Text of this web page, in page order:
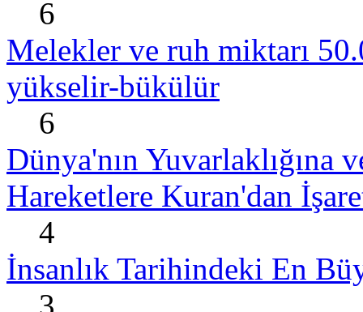
6
Melekler ve ruh miktarı
yükselir-bükülür
6
Dünya'nın Yuvarlaklığına
Hareketlere Kuran'dan
4
İnsanlık Tarihindeki En
3